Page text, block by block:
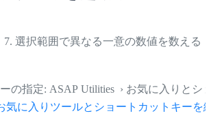
7. 選択範囲で異なる一意の数値を数える
の指定: ASAP Utilities › お気に入りとシ
気に入りツールとショートカットキーを